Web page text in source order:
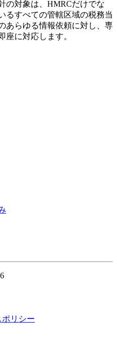
の対象は、HMRCだけでな
るすべての管轄区域の税務当
あらゆる情報依頼に対し、専
座に対応します。
リシー